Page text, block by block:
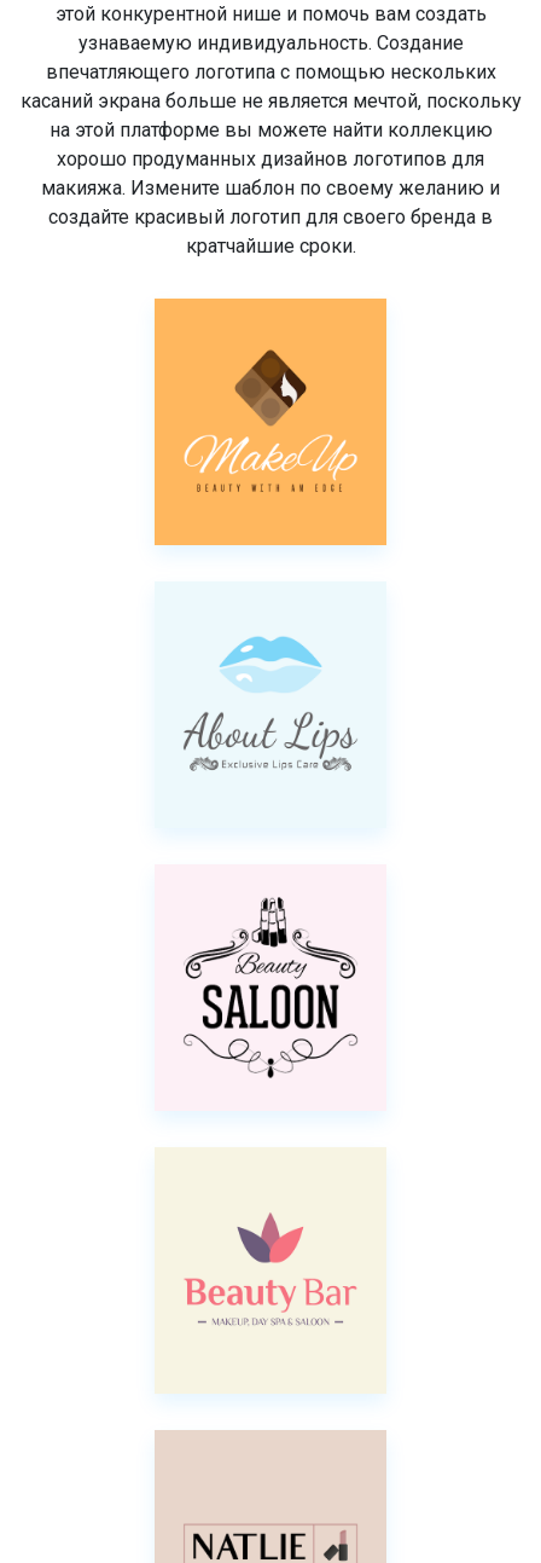
этой конкурентной нише и помочь вам создать
узнаваемую индивидуальность. Создание
впечатляющего логотипа с помощью нескольких
касаний экрана больше не является мечтой, поскольку
на этой платформе вы можете найти коллекцию
хорошо продуманных дизайнов логотипов для
макияжа. Измените шаблон по своему желанию и
создайте красивый логотип для своего бренда в
кратчайшие сроки.